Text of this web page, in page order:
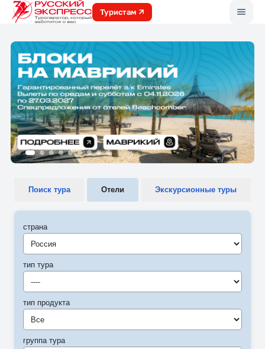
Туристам
Поиск тура Отели Экскурсионные туры
страна
Россия
тип тура
----
тип продукта
Все
группа тура